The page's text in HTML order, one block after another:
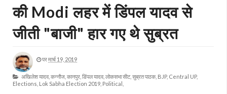
की Modi लहर में डिंपल यादव से
जीती "बाजी" हार गए थे सुब्रत
परमार्च 19, 2019
अखिलेश यादव, कन्नौज, कानपुर, डिंपल यादव, लोकसभा सीट, सुब्रत पाठक, BJP, Central UP,
Elections, Lok Sabha Election 2019, Political,